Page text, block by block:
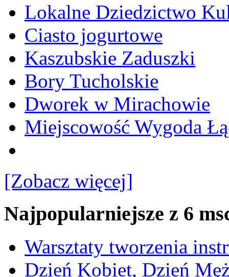
Lokalne Dziedzictwo
Ciasto jogurtowe
Kaszubskie Zaduszki
Bory Tucholskie
Dworek w Mirachowie
Miejscowość Wygoda
[Zobacz więcej]
Najpopularniejsze z 6
Warsztaty tworzenia
Dzień Kobiet, Dzień